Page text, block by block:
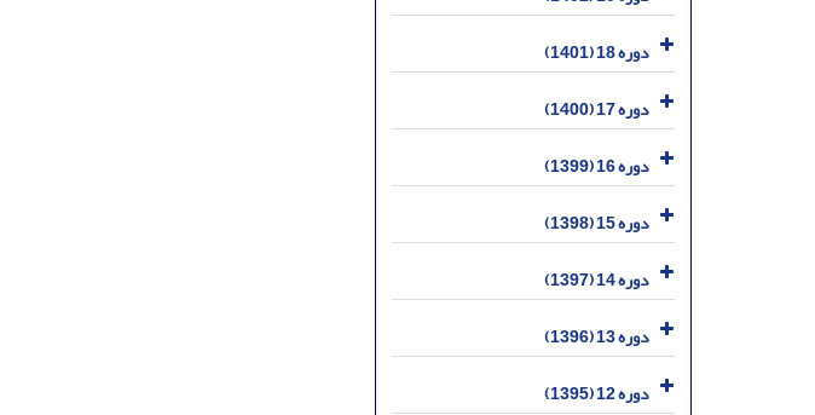
دوره 18 (1401)
دوره 17 (1400)
دوره 16 (1399)
دوره 15 (1398)
دوره 14 (1397)
دوره 13 (1396)
دوره 12 (1395)